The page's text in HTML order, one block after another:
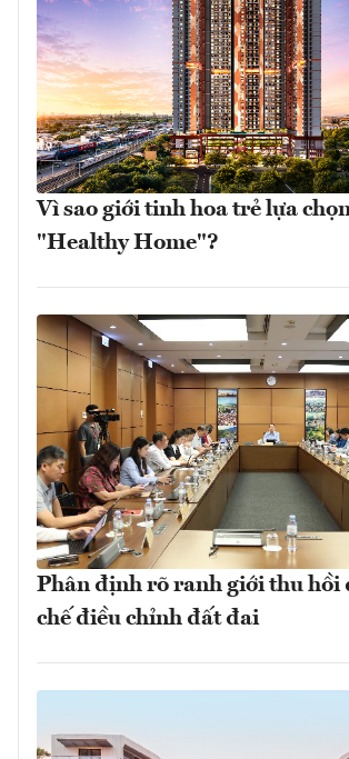
Vì sao giới tinh hoa trẻ lựa
"Healthy Home"?
Phân định rõ ranh giới thu hồi
chế điều chỉnh đất đai